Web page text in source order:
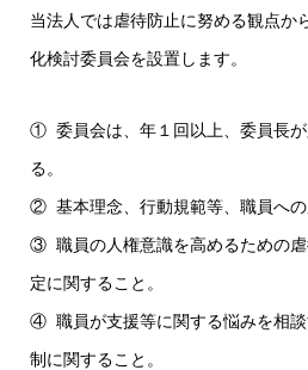
当法人では虐待防止に努める観点か
化検討委員会を設置します。
① 委員会は、年１回以上、委員長
る。
② 基本理念、行動規範等、職員への
③ 職員の人権意識を高めるための
定に関すること。
④ 職員が支援等に関する悩みを相
制に関すること。